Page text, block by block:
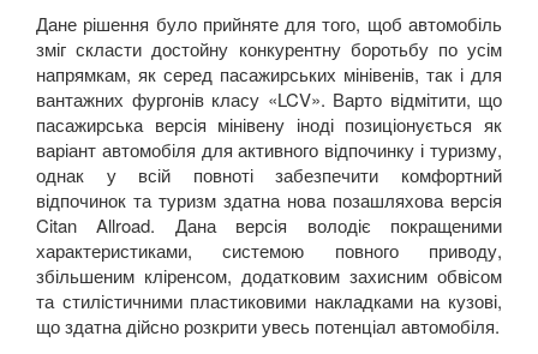
Дане рішення було прийняте для того, щоб автомобіль
зміг скласти достойну конкурентну боротьбу по усім
напрямкам, як серед пасажирських мінівенів, так і для
вантажних фургонів класу «LCV». Варто відмітити, що
пасажирська версія мінівену іноді позиціонується як
варіант автомобіля для активного відпочинку і туризму,
однак у всій повноті забезпечити комфортний
відпочинок та туризм здатна нова позашляхова версія
Citan
Allroad. Дана версія володіє покращеними
характеристиками, системою повного приводу,
збільшеним кліренсом, додатковим захисним обвісом
та стилістичними пластиковими накладками на кузові,
що здатна дійсно розкрити увесь потенціал автомобіля.